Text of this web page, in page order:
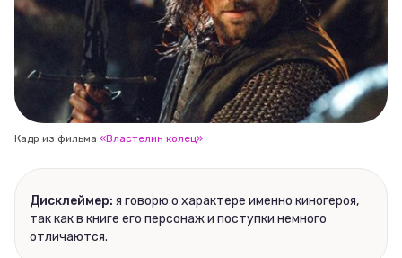
Кадр из фильма «Властелин колец»
Дисклеймер: я говорю о характере именно киногероя,
так как в книге его персонаж и поступки немного
отличаются.